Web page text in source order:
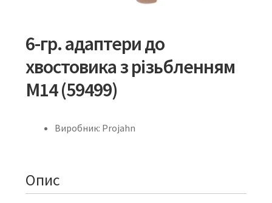
6-гр. адаптери до
хвостовика з різьбленням
М14 (59499)
Виробник: Projahn
Опис